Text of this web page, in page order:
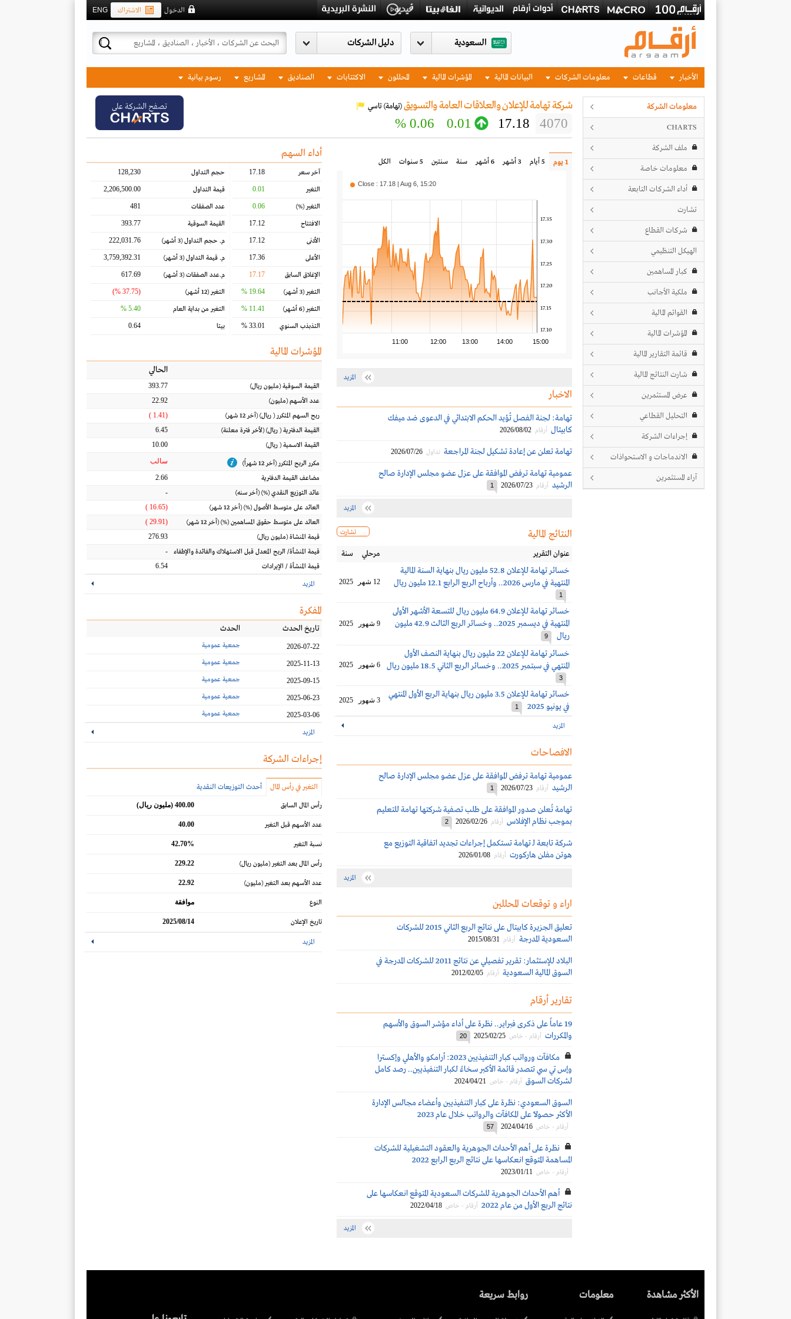
ENG الاشتراك الدخول
السعودية
الأخبار قطاعات معلومات الشركات البيانات المالية المؤشرات المالية المحللون الاكتتابات الصناديق المشاريع رسوم بيانية
معلومات الشركة
CHARTS
ملف الشركة
معلومات خاصة
أداء الشركات التابعة
تشارت
شركات القطاع
الهيكل التنظيمي
كبار المساهمين
ملكية الأجانب
القوائم المالية
المؤشرات المالية
قائمة التقارير المالية
شارت النتائج المالية
عرض المستثمرين
التحليل القطاعي
إجراءات الشركة
الاندماجات و الاستحواذات
آراء المستثمرين
شركة تهامة للإعلان والعلاقات العامة والتسويق (تهامة) تاسي
4070
17.18
0.01
0.06 %
تصفح الشركة على
1 يوم 5 أيام 3 أشهر 6 أشهر سنة سنتين 5 سنوات الكل
11:00 12:00 13:00 14:00 15:00
17.10
17.15
17.20
17.25
17.30
17.35
Close : 17.18 | Aug 6, 15:20
المزيد
الاخبار
تهامة: لجنة الفصل تُؤيد الحكم الابتدائي في الدعوى ضد ميفك
كابيتال أرقام 2026/08/02
تهامة تعلن عن إعادة تشكيل لجنة المراجعة تداول 2026/07/26
عمومية تهامة ترفض الموافقة على عزل عضو مجلس الإدارة صالح
الرشيد أرقام 2026/07/23
1
المزيد
تشارت النتائج المالية
عنوان التقرير مرحلي سنة
خسائر تهامة للإعلان 52.8 مليون ريال بنهاية السنة المالية
المنتهية في مارس 2026.. وأرباح الربع الرابع 12.1 مليون ريال
1
12 شهر 2025
خسائر تهامة للإعلان 64.9 مليون ريال للتسعة الأشهر الأولى
المنتهية في ديسمبر 2025.. وخسائر الربع الثالث 42.9 مليون
ريال
9
9 شهور 2025
خسائر تهامة للإعلان 22 مليون ريال بنهاية النصف الأول
المنتهي في سبتمبر 2025.. وخسائر الربع الثاني 18.5 مليون ريال
3
6 شهور 2025
خسائر تهامة للإعلان 3.5 مليون ريال بنهاية الربع الأول المنتهي
في يونيو 2025
1
3 شهور 2025
المزيد
الافصاحات
عمومية تهامة ترفض الموافقة على عزل عضو مجلس الإدارة صالح
الرشيد أرقام 2026/07/23
1
تهامة تُعلن صدور الموافقة على طلب تصفية شركتها تهامة للتعليم
بموجب نظام الإفلاس أرقام 2026/02/26
2
شركة تابعة لـ تهامة تستكمل إجراءات تجديد اتفاقية التوزيع مع
هوتن مفلن هاركورت أرقام 2026/01/08
المزيد
اراء و توقعات المحللين
تعليق الجزيرة كابيتال على نتائج الربع الثاني 2015 للشركات
السعودية المدرجة‎ أرقام 2015/08/31
البلاد للإستثمار: تقرير تفصيلي عن نتائج 2011 للشركات المدرجة في
السوق المالية السعودية أرقام 2012/02/05
تقارير أرقام
19 عاماً على ذكرى فبراير.. نظرة على أداء مؤشر السوق والأسهم
والمكررات أرقام - خاص 2025/02/25
20
مكافآت ورواتب كبار التنفيذيين 2023: أرامكو والأهلي وإكسترا
وإس تي سي تتصدر قائمة الأكبر سخاءً لكبار التنفيذيين.. رصد كامل
لشركات السوق أرقام - خاص 2024/04/21
السوق السعودي: نظرة على كبار التنفيذيين وأعضاء مجالس الإدارة
الأكثر حصولًا على المكافآت والرواتب خلال عام 2023
أرقام - خاص 2024/04/16
57
نظرة على أهم الأحداث الجوهرية والعقود التشغيلية للشركات
المساهمة المتوقع انعكاسها على نتائج الربع الرابع 2022
أرقام - خاص 2023/01/11
أهم الأحداث الجوهرية للشركات السعودية المتوقع انعكاسها على
نتائج الربع الأول من عام 2022
أرقام - خاص 2022/04/18
المزيد
أداء السهم
آخر سعر 17.18
التغير 0.01
التغير(%)
0.06
الافتتاح 17.12
الأدنى 17.12
الأعلى 17.36
الإغلاق السابق 17.17
التغير(3 أشهر) 19.64 %
التغير(6 أشهر) 11.41 %
التذبذب السنوي 33.01 %
حجم التداول 128,230
قيمة التداول 2,206,500.00
عدد الصفقات 481
القيمة السوقية 393.77
م. حجم التداول(3 أشهر) 222,031.76
م. قيمة التداول(3 أشهر) 3,759,392.31
م.عدد الصفقات(3 أشهر) 617.69
التغير(12 أشهر) (37.75 %)
التغير من بداية العام 5.40 %
بيتا 0.64
المؤشرات المالية
الحالي
القيمة السوقية(مليون ريال)
393.77
عدد الأسهم(مليون)
22.92
ربح السهم المتكرر( ريال) (آخر 12 شهر)
(1.41 )
القيمة الدفترية( ريال) (لأخر فترة معلنة)
6.45
القيمة الاسمية( ريال)
10.00
مكرر الربح المتكرر (آخر 12 شهراً) سالب
مضاعف القيمة الدفترية
2.66
عائد التوزيع النقدي(%) (أخر سنه)
-
العائد على متوسط الأصول(%) (أخر 12 شهر)
(16.65 )
العائد على متوسط حقوق المساهمين(%) (أخر 12 شهر)
(29.91 )
قيمة المنشاة(مليون ريال)
276.93
قيمة المنشأة/ الربح المعدل قبل الاستهلاك والفائدة والإطفاء
-
قيمة المنشأة / الإيرادات
6.54
المزيد
المفكرة
تاريخ الحدث الحدث
2026-07-22 جمعية عمومية
2025-11-13 جمعية عمومية
2025-09-15 جمعية عمومية
2025-06-23 جمعية عمومية
2025-03-06 جمعية عمومية
المزيد
إجراءات الشركة
التغير في رأس المال أحدث التوزيعات النقدية
رأس المال السابق 400.00 (مليون ريال)
عدد الأسهم قبل التغير 40.00
نسبة التغير 42.70%
رأس المال بعد التغير(مليون ريال) 229.22
عدد الأسهم بعد التغير(مليون) 22.92
النوع موافقة
تاريخ الإعلان 2025/08/14
المزيد
الأكثر مشاهدة معلومات روابط سريعة